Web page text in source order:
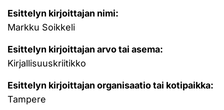
Esittelyn kirjoittajan nimi:
Markku Soikkeli
Esittelyn kirjoittajan arvo tai asema:
Kirjallisuuskriitikko
Esittelyn kirjoittajan organisaatio tai kotipaikka:
Tampere